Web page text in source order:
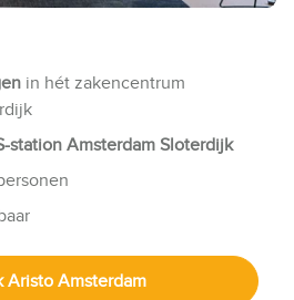
in hét zakencentrum
station Amsterdam Sloterdijk
Aristo Amsterdam